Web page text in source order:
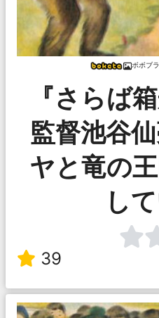
ボボブ
『さらば
監督池谷
ヤと竜の
し
39